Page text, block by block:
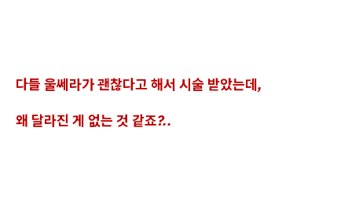
다들 울쎄라가 괜찮다고 해서 시술 받았는데,
왜 달라진 게 없는 것 같죠?..